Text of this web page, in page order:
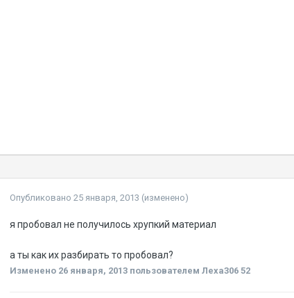
Опубликовано 25 января, 2013 (изменено)
я пробовал не получилось хрупкий материал
а ты как их разбирать то пробовал?
Изменено 26 января, 2013 пользователем Леха306 52